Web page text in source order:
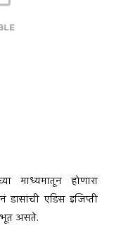
माध्यमातून होणारा
एडिस इजिप्ती
असते.